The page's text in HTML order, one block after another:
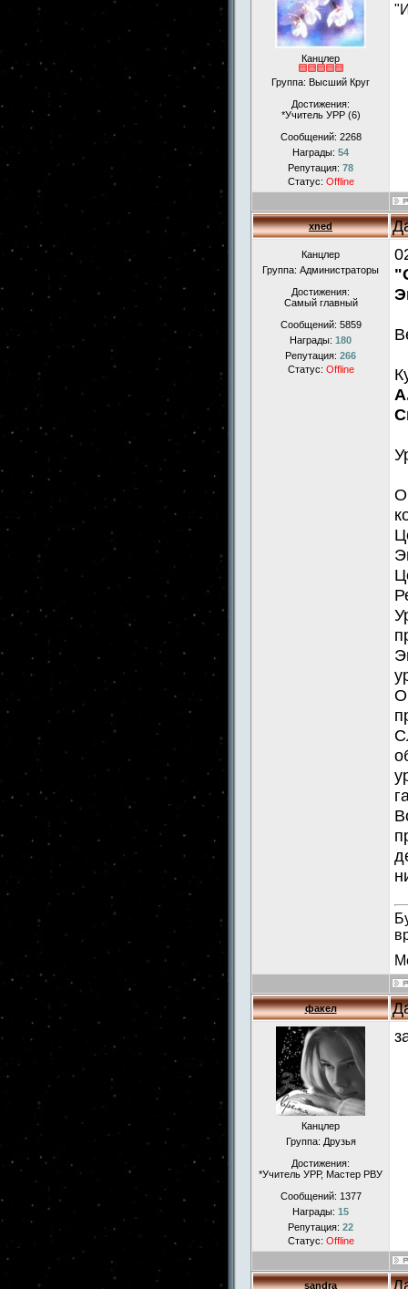
Канцлер
Группа: Высший Круг
Достижения:
*Учитель УРР (6)
Сообщений: 2268
Награды: 54
Репутация: 78
Статус: Offline
xned
Канцлер
Группа: Администраторы
Достижения:
Самый главный
Сообщений: 5859
Награды: 180
Репутация: 266
Статус: Offline
факел
Канцлер
Группа: Друзья
Достижения:
*Учитель УРР, Мастер РВУ
Сообщений: 1377
Награды: 15
Репутация: 22
Статус: Offline
sandra